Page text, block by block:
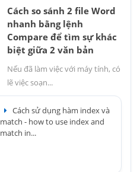
Cách so sánh 2 file Word
nhanh bằng lệnh
Compare để tìm sự khác
biệt giữa 2 văn bản
Nếu đã làm việc với máy tính, có
lẽ việc soạn...
Cách sử dụng hàm index và
match - how to use index and
match in...